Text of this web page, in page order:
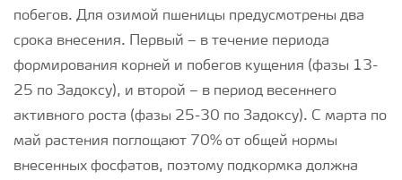
побегов. Для озимой пшеницы предусмотрены два
срока внесения. Первый – в течение периода
формирования корней и побегов кущения (фазы 13-
25 по Задоксу), и второй – в период весеннего
активного роста (фазы 25-30 по Задоксу). С марта по
май растения поглощают 70% от общей нормы
внесенных фосфатов, поэтому подкормка должна